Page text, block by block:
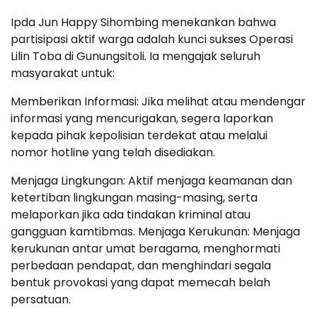
Ipda Jun Happy Sihombing menekankan bahwa
partisipasi aktif warga adalah kunci sukses Operasi
Lilin Toba di Gunungsitoli. Ia mengajak seluruh
masyarakat untuk:
Memberikan Informasi: Jika melihat atau mendengar
informasi yang mencurigakan, segera laporkan
kepada pihak kepolisian terdekat atau melalui
nomor hotline yang telah disediakan.
Menjaga Lingkungan: Aktif menjaga keamanan dan
ketertiban lingkungan masing-masing, serta
melaporkan jika ada tindakan kriminal atau
gangguan kamtibmas. Menjaga Kerukunan: Menjaga
kerukunan antar umat beragama, menghormati
perbedaan pendapat, dan menghindari segala
bentuk provokasi yang dapat memecah belah
persatuan.